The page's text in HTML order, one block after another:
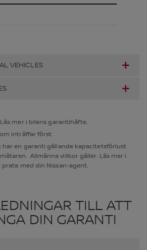
VEHICLES
mer i bilens garantihäfte.
inträffar först.
en garanti gällande kapacitetsförlust
Allmänna villkor gäller. Läs mer i
med din Nissan-agent.
TILL ATT
DIN GARANTI